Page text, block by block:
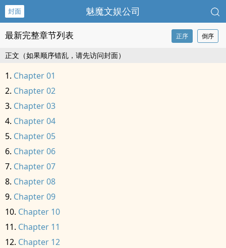
封面 魅魔文娱公司
最新完整章节列表 正序 倒序
正文（如果顺序错乱，请先访问封面）
Chapter 01
Chapter 02
Chapter 03
Chapter 04
Chapter 05
Chapter 06
Chapter 07
Chapter 08
Chapter 09
Chapter 10
Chapter 11
Chapter 12